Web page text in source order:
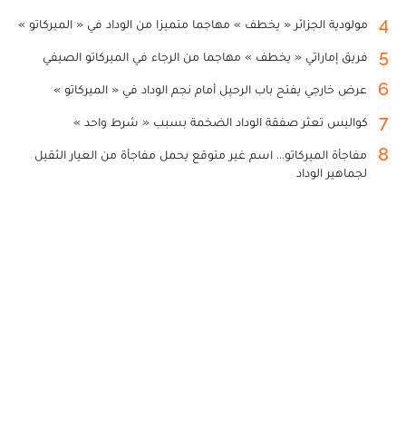
4 مولودية الجزائر « يخطف » مهاجما متميزا من الوداد في « الميركاتو »
5 فريق إماراتي « يخطف » مهاجما من الرجاء في الميركاتو الصيفي
6 عرض خارجي يفتح باب الرحيل أمام نجم الوداد في « الميركاتو »
7 كواليس تعثر صفقة الوداد الضخمة بسبب « شرط واحد »
8
مفاجأة الميركاتو... اسم غير متوقع يحمل مفاجأة من العيار الثقيل
لجماهير الوداد